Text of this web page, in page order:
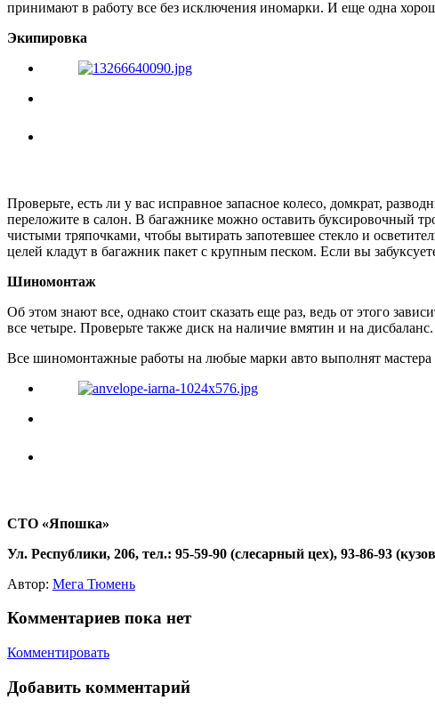
принимают в работу все без исключения иномарки. И еще одна
Экипировка
Проверьте, есть ли у вас исправное запасное колесо, домкрат,
переложите в салон. В багажнике можно оставить буксировочный
чистыми тряпочками, чтобы вытирать запотевшее стекло и
целей кладут в багажник пакет с крупным песком. Если вы
Шиномонтаж
Об этом знают все, однако стоит сказать еще раз, ведь от этого
все четыре. Проверьте также диск на наличие вмятин и на
Все шиномонтажные работы на любые марки авто выполнят
СТО «Япошка»
Ул. Республики, 206, тел.: 95-59-90 (слесарный цех), 93-86-93
Автор: Мега Тюмень
Комментариев пока нет
Комментировать
Добавить комментарий